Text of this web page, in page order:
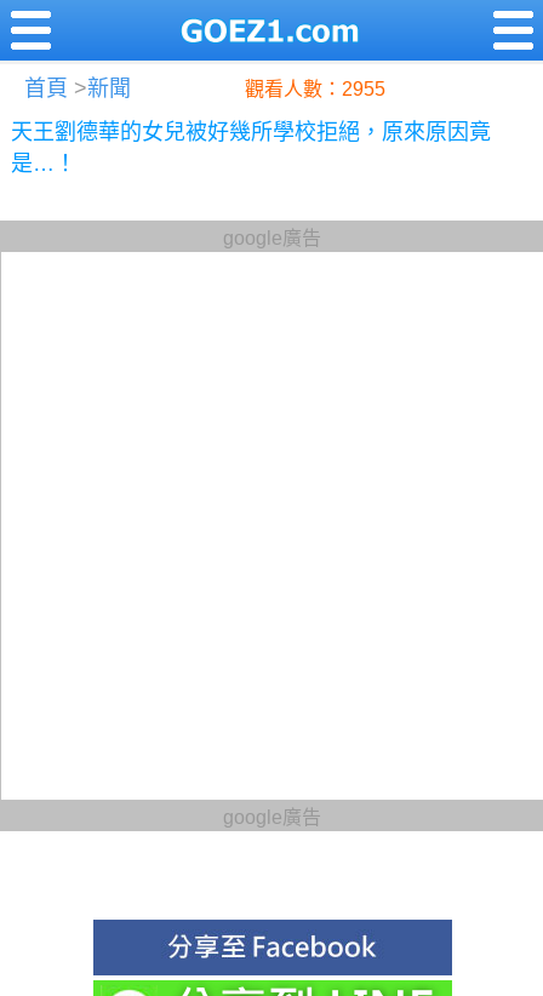
首頁 >新聞 觀看人數：2955
天王劉德華的女兒被好幾所學校拒絕，原來原因竟
是…！
google廣告
google廣告